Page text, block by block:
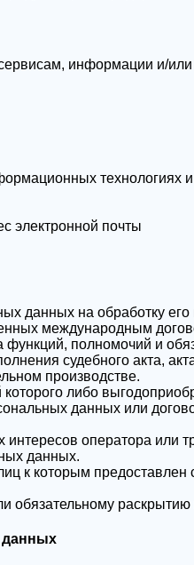
информации и/
технологиях
электронной почты
данных на обработку
международным
полномочий и
судебного акта,
производстве.
либо
данных или
оператора или
данных.
к которым
данных